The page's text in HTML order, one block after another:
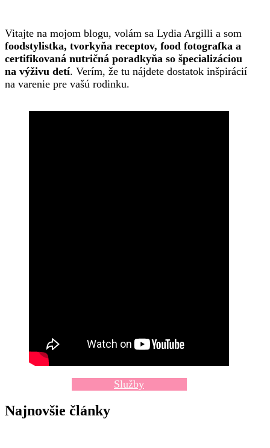
Vitajte na mojom blogu, volám sa Lydia Argilli a som
foodstylistka, tvorkyňa receptov, food fotografka a
certifikovaná nutričná poradkyňa so špecializáciou
na výživu detí. Verím, že tu nájdete dostatok inšpirácií
na varenie pre vašú rodinku.
Služby
Najnovšie články